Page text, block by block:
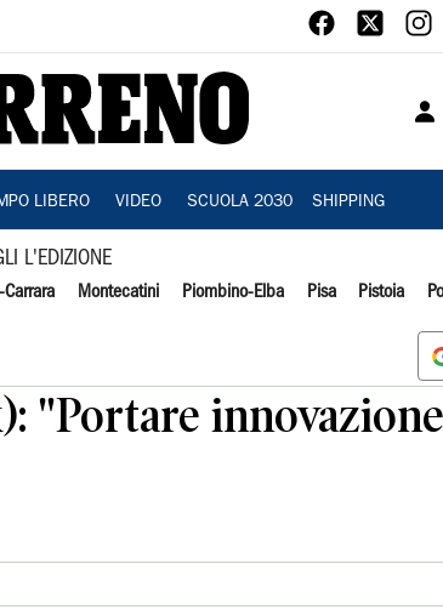
LIBERO VIDEO SCUOLA 2030 SHIPPING
L'EDIZIONE
Carrara Montecatini Piombino-Elba Pisa Pistoia
"Portare